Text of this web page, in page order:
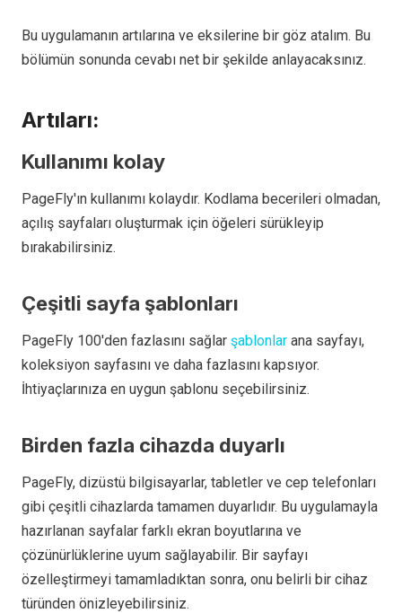
Bu uygulamanın artılarına ve eksilerine bir göz atalım. Bu
bölümün sonunda cevabı net bir şekilde anlayacaksınız.
Artıları:
Kullanımı kolay
PageFly'ın kullanımı kolaydır. Kodlama becerileri olmadan,
açılış sayfaları oluşturmak için öğeleri sürükleyip
bırakabilirsiniz.
Çeşitli sayfa şablonları
PageFly 100'den fazlasını sağlar şablonlar ana sayfayı,
koleksiyon sayfasını ve daha fazlasını kapsıyor.
İhtiyaçlarınıza en uygun şablonu seçebilirsiniz.
Birden fazla cihazda duyarlı
PageFly, dizüstü bilgisayarlar, tabletler ve cep telefonları
gibi çeşitli cihazlarda tamamen duyarlıdır. Bu uygulamayla
hazırlanan sayfalar farklı ekran boyutlarına ve
çözünürlüklerine uyum sağlayabilir. Bir sayfayı
özelleştirmeyi tamamladıktan sonra, onu belirli bir cihaz
türünden önizleyebilirsiniz.